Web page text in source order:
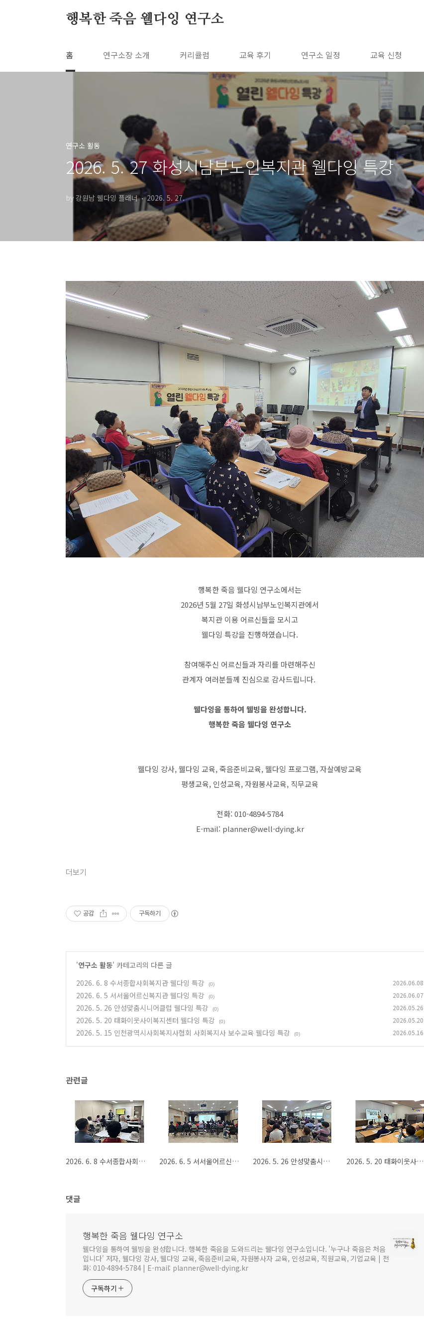
행복한 죽음 웰다잉 연구소
홈 연구소장 소개 커리큘럼 교육 후기 연구소 일정 교육 신청
연구소 활동
2026. 5. 27 화성시남부노인복지관 웰다잉 특강
by 강원남 웰다잉 플래너 2026. 5. 27.
행복한 죽음 웰다잉 연구소에서는
2026년 5월 27일 화성시남부노인복지관에서
복지관 이용 어르신들을 모시고
웰다잉 특강을 진행하였습니다.
참여해주신 어르신들과 자리를 마련해주신
관계자 여러분들께 진심으로 감사드립니다.
웰다잉을 통하여 웰빙을 완성합니다.
행복한 죽음 웰다잉 연구소
웰다잉 강사, 웰다잉 교육, 죽음준비교육, 웰다잉 프로그램, 자살예방교육
평생교육, 인성교육, 자원봉사교육, 직무교육
전화: 010-4894-5784
E-mail: planner@well-dying.kr
더보기
공감 구독하기
'연구소 활동' 카테고리의 다른 글
2026. 6. 8 수서종합사회복지관 웰다잉 특강
(0) 2026.06.08
2026. 6. 5 서서울어르신복지관 웰다잉 특강 (0) 2026.06.07
2026. 5. 26 안성맞춤시니어클럽 웰다잉 특강 (0) 2026.05.26
2026. 5. 20 태화이웃사이복지센터 웰다잉 특강 (0) 2026.05.20
2026. 5. 15 인천광역시사회복지사협회 사회복지사 보수교육 웰다잉 특강 (0) 2026.05.16
관련글
2026. 6. 8 수서종합사회복지관 웰다잉 특강 2026. 6. 5 서서울어르신복지관 웰다잉 특강 2026. 5. 26 안성맞춤시니어클럽 웰다잉 특강 2026. 5. 20 태화이웃사이복지센터 웰다잉 특강
댓글
행복한 죽음 웰다잉 연구소
웰다잉을 통하여 웰빙을 완성합니다. 행복한 죽음을 도와드리는 웰다잉 연구소입니다. '누구나 죽음은 처음
입니다' 저자, 웰다잉 강사, 웰다잉 교육, 죽음준비교육, 자원봉사자 교육, 인성교육, 직원교육, 기업교육 | 전
화: 010-4894-5784 | E-mail: planner@well-dying.kr
구독하기